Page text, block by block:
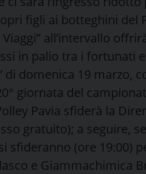
figli ai botteghini del
Viaggi” all’intervallo
in palio tra i fortunati
di domenica 19 marzo,
giornata del
Pavia sfiderà la
gratuito); a seguire,
sfideranno (ore 19:00)
e Giammachimica